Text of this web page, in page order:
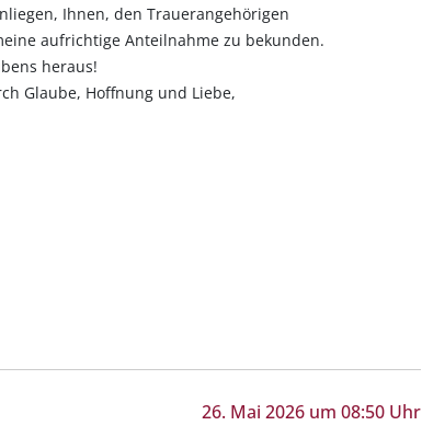
Ihnen, den Trauerangehörigen
aufrichtige Anteilnahme zu bekunden.
heraus!
Glaube, Hoffnung und Liebe,
26. Mai 2026 um 08:50 Uhr